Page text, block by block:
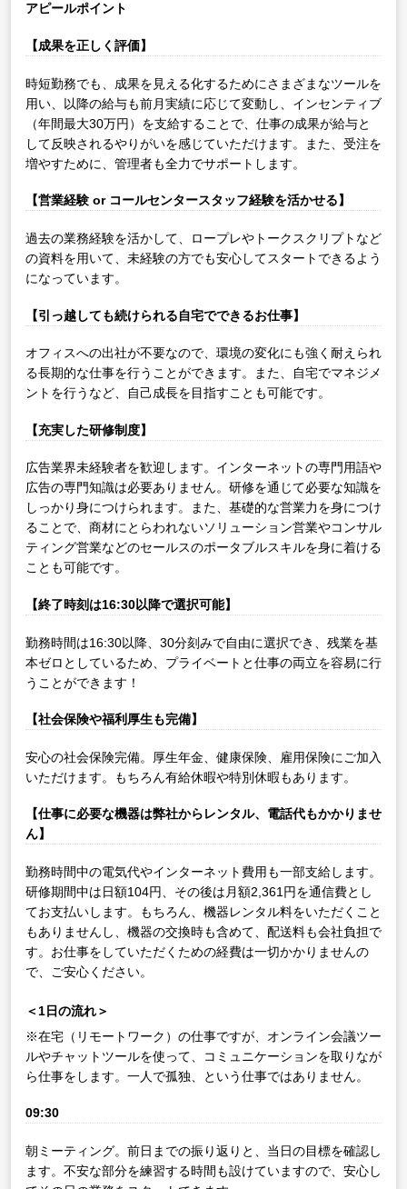
アピールポイント
【成果を正しく評価】
時短勤務でも、成果を見える化するためにさまざまなツールを
用い、以降の給与も前月実績に応じて変動し、インセンティブ
（年間最大30万円）を支給することで、仕事の成果が給与と
して反映されるやりがいを感じていただけます。また、受注を
増やすために、管理者も全力でサポートします。
【営業経験 or コールセンタースタッフ経験を活かせる】
過去の業務経験を活かして、ロープレやトークスクリプトなど
の資料を用いて、未経験の方でも安心してスタートできるよう
になっています。
【引っ越しても続けられる自宅でできるお仕事】
オフィスへの出社が不要なので、環境の変化にも強く耐えられ
る長期的な仕事を行うことができます。また、自宅でマネジメ
ントを行うなど、自己成長を目指すことも可能です。
【充実した研修制度】
広告業界未経験者を歓迎します。インターネットの専門用語や
広告の専門知識は必要ありません。研修を通じて必要な知識を
しっかり身につけられます。また、基礎的な営業力を身につけ
ることで、商材にとらわれないソリューション営業やコンサル
ティング営業などのセールスのポータブルスキルを身に着ける
ことも可能です。
【終了時刻は16:30以降で選択可能】
勤務時間は16:30以降、30分刻みで自由に選択でき、残業を基
本ゼロとしているため、プライベートと仕事の両立を容易に行
うことができます！
【社会保険や福利厚生も完備】
安心の社会保険完備。厚生年金、健康保険、雇用保険にご加入
いただけます。もちろん有給休暇や特別休暇もあります。
【仕事に必要な機器は弊社からレンタル、電話代もかかりませ
ん】
勤務時間中の電気代やインターネット費用も一部支給します。
研修期間中は日額104円、その後は月額2,361円を通信費とし
てお支払いします。もちろん、機器レンタル料をいただくこと
もありませんし、機器の交換時も含めて、配送料も会社負担で
す。お仕事をしていただくための経費は一切かかりませんの
で、ご安心ください。
＜1日の流れ＞
※在宅（リモートワーク）の仕事ですが、オンライン会議ツー
ルやチャットツールを使って、コミュニケーションを取りなが
ら仕事をします。一人で孤独、という仕事ではありません。
09:30
朝ミーティング。前日までの振り返りと、当日の目標を確認し
ます。不安な部分を練習する時間も設けていますので、安心し